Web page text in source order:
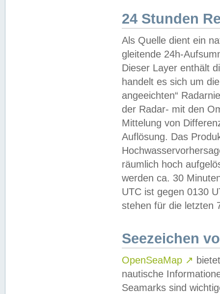
24 Stunden
Als Quelle dient ein
gleitende 24h-
Dieser Layer enthält
handelt es sich um
angeeichten“
der Radar- mit den
Mittelung von
Auflösung. Das
räumlich hoch
werden ca. 30
UTC ist gegen 0130
stehen für die letzten
Seezeichen
OpenSeaMap ↗
nautische
Seamarks sind